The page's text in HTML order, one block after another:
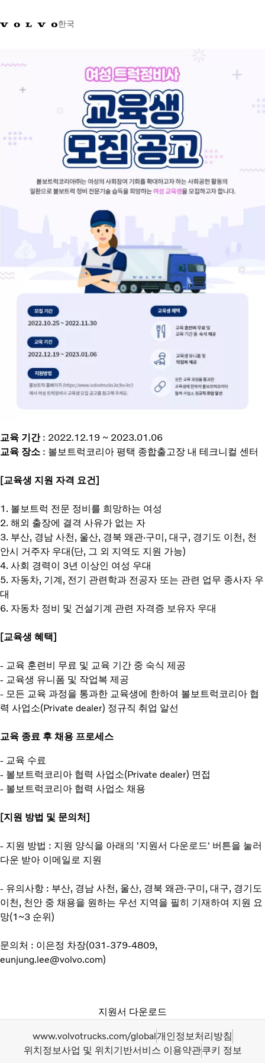
한국
서비스
네트워크
교육 기간: 2022.12.19 ~ 2023.01.06
교육 장소 : 볼보트럭코리아 평택 종합출고장 내 테크니컬 센터
[교육생 지원 자격 요건]
1. 볼보트럭 전문 정비를 희망하는 여성
2. 해외 출장에 결격 사유가 없는 자
3. 부산, 경남 사천, 울산, 경북 왜관·구미, 대구, 경기도 이천, 천
안시 거주자 우대(단, 그 외 지역도 지원 가능)
4. 사회 경력이 3년 이상인 여성 우대
5. 자동차, 기계, 전기 관련학과 전공자 또는 관련 업무 종사자 우
대
6. 자동차 정비 및 건설기계 관련 자격증 보유자 우대
[교육생 혜택]
- 교육 훈련비 무료 및 교육 기간 중 숙식 제공
- 교육생 유니폼 및 작업복 제공
- 모든 교육 과정을 통과한 교육생에 한하여 볼보트럭코리아 협
력 사업소(Private dealer) 정규직 취업 알선
교육 종료 후 채용 프로세스
- 교육 수료
- 볼보트럭코리아 협력 사업소(Private dealer) 면접
- 볼보트럭코리아 협력 사업소 채용
[지원 방법 및 문의처]
- 지원 방법 : 지원 양식을 아래의 '지원서 다운로드' 버튼을 눌러
다운 받아 이메일로 지원
- 유의사항 : 부산, 경남 사천, 울산, 경북 왜관·구미, 대구, 경기도
이천, 천안 중 채용을 원하는 우선 지역을 필히 기재하여 지원 요
망(1~3 순위)
문의처 : 이은정 차장(031-379-4809,
eunjung.lee@volvo.com)
지원서 다운로드
www.volvotrucks.com/global개인정보처리방침
위치정보사업 및 위치기반서비스 이용약관쿠키 정보